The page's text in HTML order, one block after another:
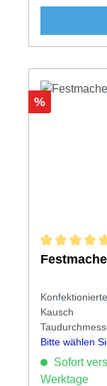
Rabatt
%
Kausch
Bitte wählen
Sofort
Werktage